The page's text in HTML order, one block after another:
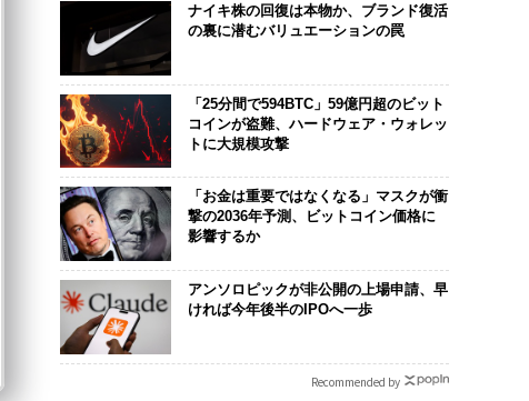
ナイキ株の回復は本物か、ブランド復活
の裏に潜むバリュエーションの罠
「25分間で594BTC」59億円超のビット
コインが盗難、ハードウェア・ウォレッ
トに大規模攻撃
「お金は重要ではなくなる」マスクが衝
撃の2036年予測、ビットコイン価格に
影響するか
アンソロピックが非公開の上場申請、早
ければ今年後半のIPOへ一歩
Recommended by